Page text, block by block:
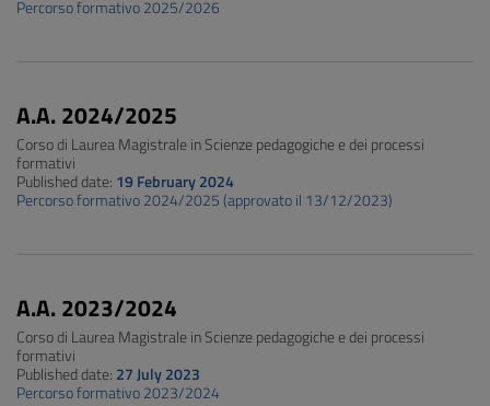
Percorso formativo 2025/2026
A.A. 2024/2025
Corso di Laurea Magistrale in Scienze pedagogiche e dei processi
formativi
Published date: 19 February 2024
Percorso formativo 2024/2025 (approvato il 13/12/2023)
A.A. 2023/2024
Corso di Laurea Magistrale in Scienze pedagogiche e dei processi
formativi
Published date: 27 July 2023
Percorso formativo 2023/2024